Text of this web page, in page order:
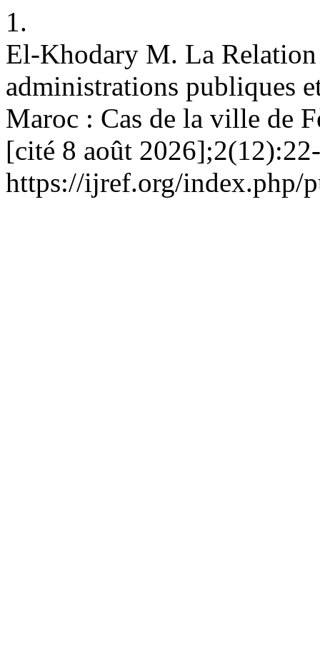
1.
El-Khodary M. La
administrations publiques
Maroc : Cas de la ville de
[cité 8 août
https://ijref.org/index.php/